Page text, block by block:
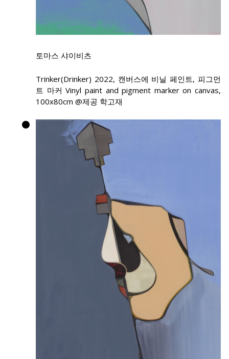
토마스 샤이비츠
Trinker(Drinker) 2022, 캔버스에 비닐 페인트, 피그먼
트 마커 Vinyl paint and pigment marker on canvas,
100x80cm @제공 학고재